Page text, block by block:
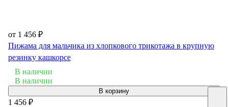
от 1 456 ₽
Пижама для мальчика из хлопкового трикотажа в крупную
резинку кашкорсе
В наличии
В наличии
В корзину
1 456 ₽